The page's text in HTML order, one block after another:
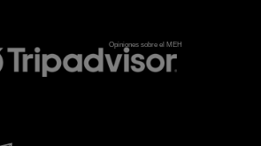
Opiniones sobre el MEH